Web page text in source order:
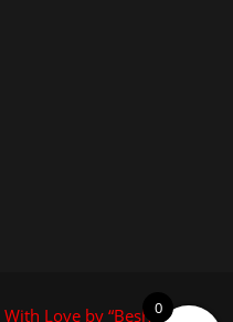
With Love by “Beshop”
0